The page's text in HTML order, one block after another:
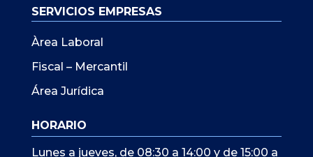
SERVICIOS EMPRESAS
Àrea Laboral
Fiscal – Mercantil
Área Jurídica
HORARIO
Lunes a jueves, de 08:30 a 14:00 y de 15:00 a